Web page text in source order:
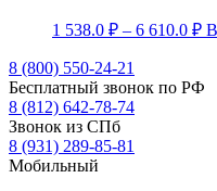
1 538.0 ₽ – 6 610.0 ₽
8 (800) 550-24-21
Бесплатный звонок по РФ
8 (812) 642-78-74
Звонок из СПб
8 (931) 289-85-81
Мобильный